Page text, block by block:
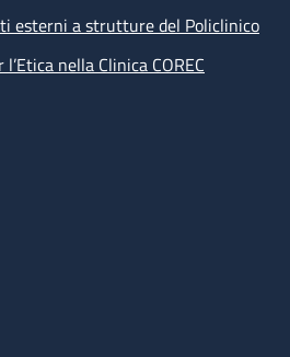
esterni a strutture del Policlinico
nella Clinica COREC